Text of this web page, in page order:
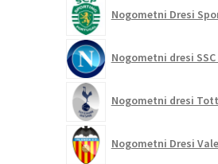
Nogometni Dresi
Nogometni dresi
Nogometni dresi
Nogometni Dresi